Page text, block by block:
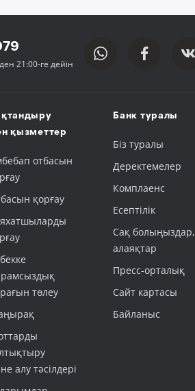
21:00-ге дейін
қызметтер
отбасын
қорғау
төлеу
алу тәсілдері
Банк туралы
Біз туралы
Деректемелер
Комплаенс
Есептілік
Сақ болыңыздар,
алаяқтар
Пресс-орталық
Сайт картасы
Байланыс